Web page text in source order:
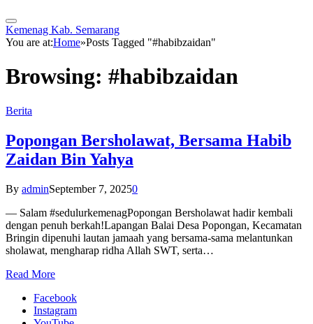
Kemenag Kab. Semarang
You are at:Home»Posts Tagged "#habibzaidan"
Browsing: #habibzaidan
Berita
Popongan Bersholawat, Bersama Habib
Zaidan Bin Yahya
By adminSeptember 7, 20250
— Salam #sedulurkemenagPopongan Bersholawat hadir kembali
dengan penuh berkah!Lapangan Balai Desa Popongan, Kecamatan
Bringin dipenuhi lautan jamaah yang bersama-sama melantunkan
sholawat, mengharap ridha Allah SWT, serta…
Read More
Facebook
Instagram